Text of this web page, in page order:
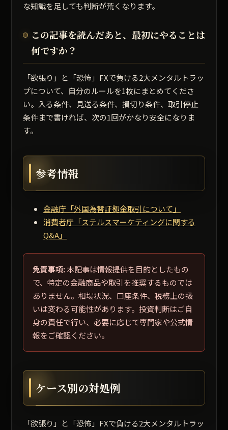
な知識を足しても判断が荒くなります。
この記事を読んだあと、最初にやることは
何ですか？
「欲張り」と「恐怖」FXで負ける2大メンタルトラッ
プについて、自分のルールを1枚にまとめてくださ
い。入る条件、見送る条件、損切り条件、取引停止
条件まで書ければ、次の1回がかなり安全になりま
す。
参考情報
金融庁「外国為替証拠金取引について」
消費者庁「ステルスマーケティングに関する
Q&A」
免責事項:本記事は情報提供を目的としたもの
で、特定の金融商品や取引を推奨するものでは
ありません。相場状況、口座条件、税務上の扱
いは変わる可能性があります。投資判断はご自
身の責任で行い、必要に応じて専門家や公式情
報をご確認ください。
ケース別の対処例
「欲張り」と「恐怖」FXで負ける2大メンタルトラッ